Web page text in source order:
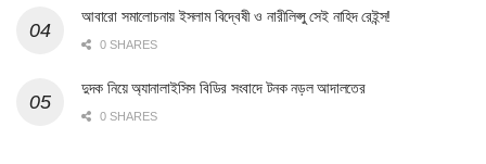
আবারো সমালোচনায় ইসলাম বিদ্বেষী ও নারীলিপ্সু সেই নাহিদ রেইন্স!
0 SHARES
দুদক নিয়ে অ্যানালাইসিস বিডির সংবাদে টনক নড়ল আদালতের
0 SHARES